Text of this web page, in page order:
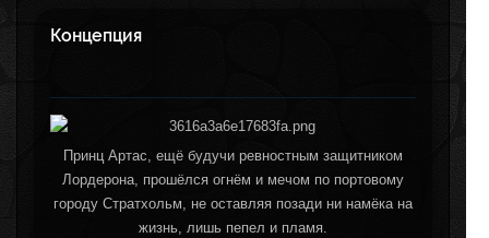
Концепция
Принц Артас, ещё будучи ревностным защитником
Лордерона, прошёлся огнём и мечом по портовому
городу Стратхольм, не оставляя позади ни намёка на
жизнь, лишь пепел и пламя.